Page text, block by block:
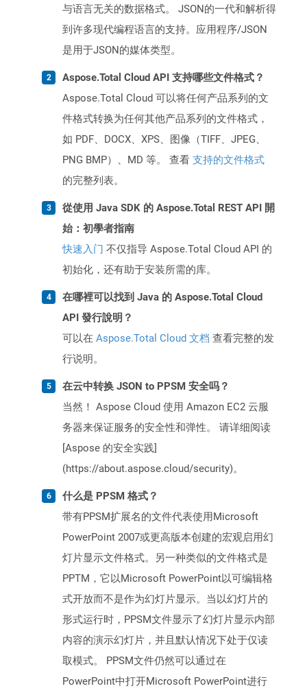
与语言无关的数据格式。 JSON的一代和解析得
到许多现代编程语言的支持。应用程序/JSON
是用于JSON的媒体类型。
Aspose.Total Cloud API 支持哪些文件格式？
Aspose.Total Cloud 可以将任何产品系列的文
件格式转换为任何其他产品系列的文件格式，
如 PDF、DOCX、XPS、图像（TIFF、JPEG、
PNG BMP）、MD 等。 查看 支持的文件格式
的完整列表。
從使用 Java SDK 的 Aspose.Total REST API 開
始：初學者指南
快速入门 不仅指导 Aspose.Total Cloud API 的
初始化，还有助于安装所需的库。
在哪裡可以找到 Java 的 Aspose.Total Cloud
API 發行說明？
可以在 Aspose.Total Cloud 文档 查看完整的发
行说明。
在云中转换 JSON to PPSM 安全吗？
当然！ Aspose Cloud 使用 Amazon EC2 云服
务器来保证服务的安全性和弹性。 请详细阅读
[Aspose 的安全实践]
(https://about.aspose.cloud/security)。
什么是 PPSM 格式？
带有PPSM扩展名的文件代表使用Microsoft
PowerPoint 2007或更高版本创建的宏观启用幻
灯片显示文件格式。另一种类似的文件格式是
PPTM，它以Microsoft PowerPoint以可编辑格
式开放而不是作为幻灯片显示。当以幻灯片的
形式运行时，PPSM文件显示了幻灯片显示内部
内容的演示幻灯片，并且默认情况下处于仅读
取模式。 PPSM文件仍然可以通过在
PowerPoint中打开Microsoft PowerPoint进行